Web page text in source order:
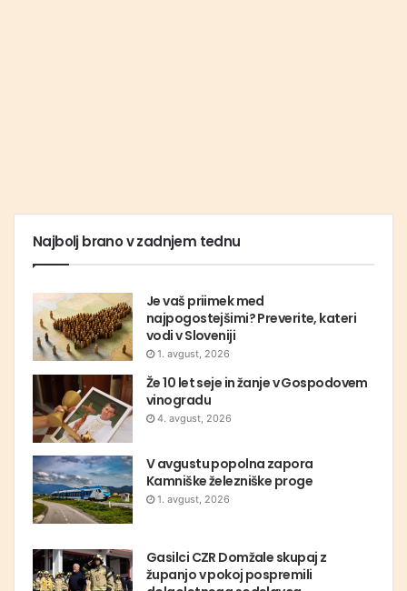
Najbolj brano v zadnjem tednu
Je vaš priimek med
najpogostejšimi? Preverite, kateri
vodi v Sloveniji
1. avgust, 2026
Že 10 let seje in žanje v Gospodovem
vinogradu
4. avgust, 2026
V avgustu popolna zapora
Kamniške železniške proge
1. avgust, 2026
Gasilci CZR Domžale skupaj z
županjo v pokoj pospremili